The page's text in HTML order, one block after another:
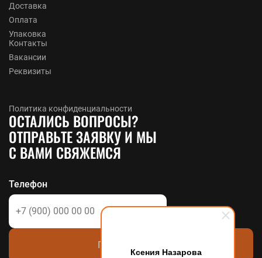
Ксения Назарова
Доставка
Оплата
Упаковка
Контакты
Вакансии
Реквизиты
Политика конфиденциальности
ОСТАЛИСЬ ВОПРОСЫ?
ОТПРАВЬТЕ ЗАЯВКУ И МЫ
С ВАМИ СВЯЖЕМСЯ
Телефон
Позвоните мне